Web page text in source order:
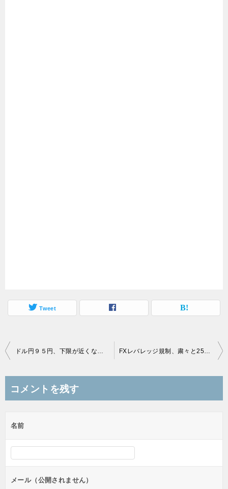
Tweet
投
ビ
ー
シ
ン
ドル円９５円、下限が近くなってきた！ FXレバレッジ規制、粛々と25倍？
コメントを残す
名前
メール（公開されません）